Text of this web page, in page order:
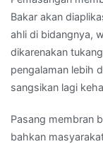
Bakar akan
ahli di bidangnya,
dikarenakan
pengalaman lebih
sangsikan lagi
Pasang membran
bahkan